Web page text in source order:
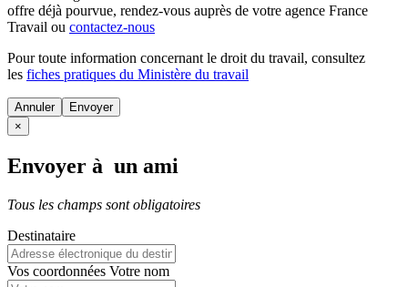
offre déjà pourvue, rendez-vous auprès de votre agence France
Travail ou contactez-nous
Pour toute information concernant le droit du travail, consultez
les fiches pratiques du Ministère du travail
Annuler
×
Envoyer à un ami
Tous les champs sont obligatoires
Destinataire
Vos coordonnées Votre nom